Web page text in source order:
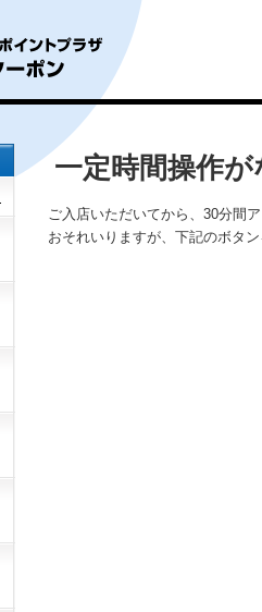
一定時間操作
ご入店いただいてから、30分間
おそれいりますが、下記のボタ